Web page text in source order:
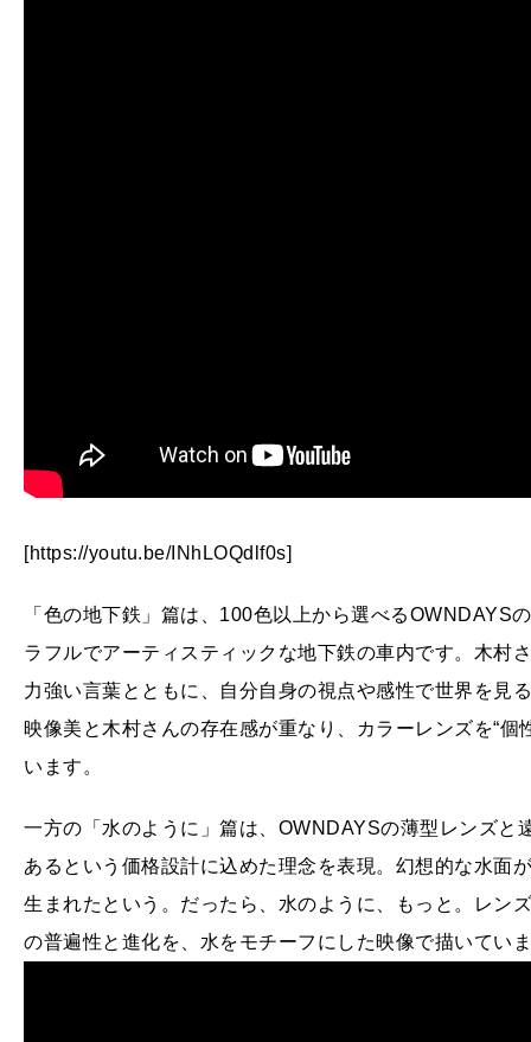
[https://youtu.be/INhLOQdlf0s]
「色の地下鉄」篇は、100色以上から選べるOWNDAYS
ラフルでアーティスティックな地下鉄の車内です。木村
力強い言葉とともに、自分自身の視点や感性で世界を見
映像美と木村さんの存在感が重なり、カラーレンズを“
います。
一方の「水のように」篇は、OWNDAYSの薄型レンズと
あるという価格設計に込めた理念を表現。幻想的な水面
生まれたという。だったら、水のように、もっと。レン
の普遍性と進化を、水をモチーフにした映像で描いてい